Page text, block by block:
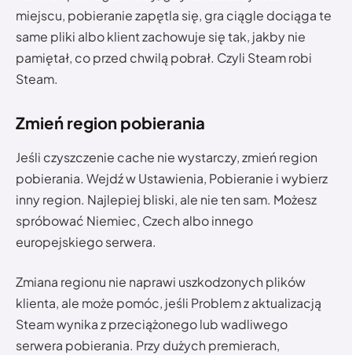
miejscu, pobieranie zapętla się, gra ciągle dociąga te
same pliki albo klient zachowuje się tak, jakby nie
pamiętał, co przed chwilą pobrał. Czyli Steam robi
Steam.
Zmień region pobierania
Jeśli czyszczenie cache nie wystarczy, zmień region
pobierania. Wejdź w Ustawienia, Pobieranie i wybierz
inny region. Najlepiej bliski, ale nie ten sam. Możesz
spróbować Niemiec, Czech albo innego
europejskiego serwera.
Zmiana regionu nie naprawi uszkodzonych plików
klienta, ale może pomóc, jeśli Problem z aktualizacją
Steam wynika z przeciążonego lub wadliwego
serwera pobierania. Przy dużych premierach,